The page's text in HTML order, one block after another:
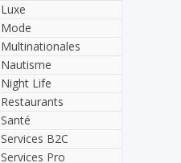
Luxe
Mode
Multinationales
Nautisme
Night Life
Restaurants
Santé
Services B2C
Services Pro